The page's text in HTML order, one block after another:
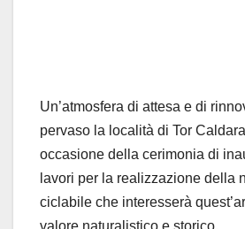
Un’atmosfera di attesa e di
pervaso la località di Tor
occasione della cerimonia di
lavori per la realizzazione della
ciclabile che interesserà
valore naturalistico e storico.